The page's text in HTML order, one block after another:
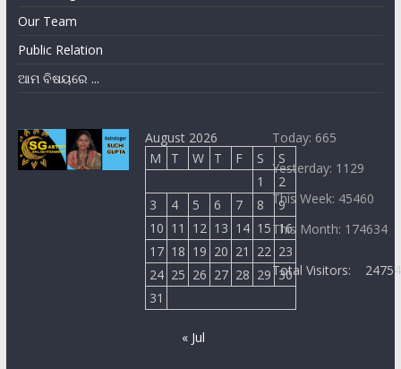
Our Team
Public Relation
ଆମ ବିଷୟରେ ...
August 2026
M
T W T F S
S
1
2
3
4 5 6 7 8
9
10 11 12 13 14 15 16
17 18 19 20 21 22 23
24 25 26 27 28 29 30
31
« Jul
Today: 665
Yesterday: 1129
This Week: 45460
This Month: 174634
Total Visitors: